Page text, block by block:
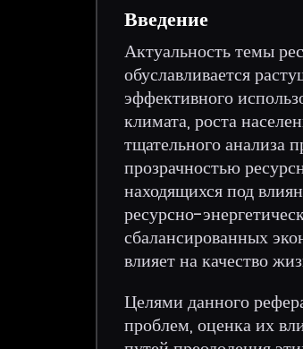
Введение
Актуальность темы
обуславливается
эффективного
климата, роста
тщательного анализа
прозрачностью
находящихся под
ресурсно-
сбалансированных
влияет на качество
Целями данного
проблем, оценка их